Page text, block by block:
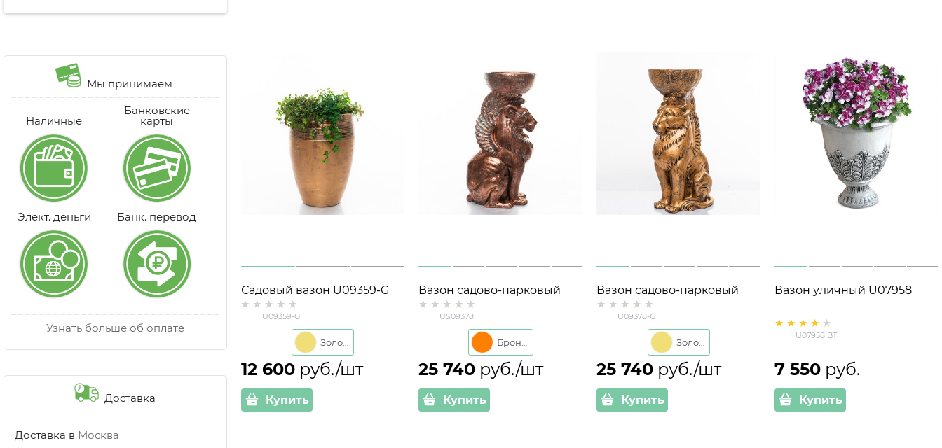
Мы принимаем
Наличные
Банковские
карты
Элект. деньги Банк. перевод
Узнать больше об оплате
Доставка
Доставка в Москва
Садовый вазон U09359-G
стеклопластик под золото
U09359-G
Золото
12 600 руб./шт
Купить
Вазон садово-парковый
Грифон US09378
стеклопластик под бронзу
US09378
25 740 руб./шт
Купить
Вазон садово-парковый
Грифон U09378-G
стеклопластик под золото
U09378-G
Золото
25 740 руб./шт
Купить
Вазон уличный U07958
U07958 BT
7 550 руб.
Купить